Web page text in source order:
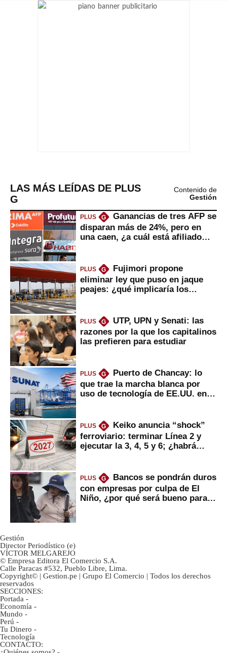
LAS MÁS LEÍDAS DE PLUS
G
Contenido de
Gestión
PLUS G
Ganancias de tres AFP se
disparan más de 24%, pero en
una caen, ¿a cuál está afiliado
PLUS G
Fujimori propone
eliminar ley que puso en jaque
peajes: ¿qué implicaría los
PLUS G
UTP, UPN y Senati: las
razones por la que los capitalinos
las prefieren para estudiar
PLUS G
Puerto de Chancay: lo
que trae la marcha blanca por
uso de tecnología de EE.UU. en
PLUS G
Keiko anuncia “shock”
ferroviario: terminar Línea 2 y
ejecutar la 3, 4, 5 y 6; ¿habrá
PLUS G
Bancos se pondrán duros
con empresas por culpa de El
Niño, ¿por qué será bueno para
Gestión
Director Periodístico (e)
VÍCTOR MELGAREJO
© Empresa Editora El Comercio S.A.
Calle Paracas #532, Pueblo Libre, Lima.
Copyright© | Gestion.pe | Grupo El Comercio | Todos los derechos
reservados
SECCIONES:
Portada -
Economía -
Mundo -
Perú -
Tu Dinero -
Tecnología
CONTACTO: